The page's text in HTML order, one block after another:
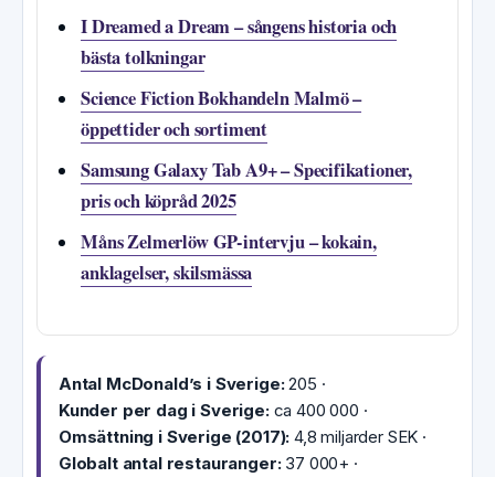
I Dreamed a Dream – sångens historia och
bästa tolkningar
Science Fiction Bokhandeln Malmö –
öppettider och sortiment
Samsung Galaxy Tab A9+ – Specifikationer,
pris och köpråd 2025
Måns Zelmerlöw GP-intervju – kokain,
anklagelser, skilsmässa
Antal McDonald’s i Sverige:205 ·
Kunder per dag i Sverige:ca 400 000 ·
Omsättning i Sverige (2017): 4,8 miljarder SEK ·
Globalt antal restauranger:37 000+ ·